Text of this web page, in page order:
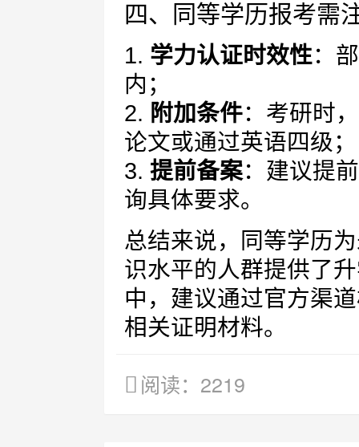
四、同等学历报考需
1. 学力认证时效性：
内；
2. 附加条件：考研时
论文或通过英语四级；
3. 提前备案：建议提
询具体要求。
总结来说，同等学历
识水平的人群提供了
中，建议通过官方渠
相关证明材料。
阅读：2219